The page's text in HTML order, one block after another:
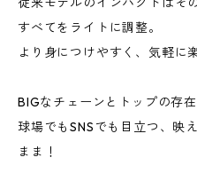
すべてをライトに調整。
より身につけやすく、気軽に
BIGなチェーンとトップの存
球場でもSNSでも目立つ、映
まま！